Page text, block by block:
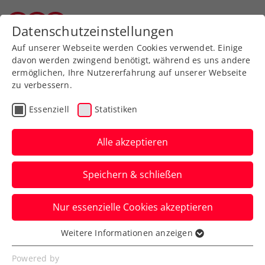
Zurück zur Newsübersicht
Turniere
Oberleitner/Schwärzler
verpassen Krönung beim
Generali Open Kitzbühel
Das ÖTV-Doppel muss sich beim ATP-
Heimturnier im Finale beugen. Im Einzel
triumphiert Alexander Bublik.
Verfasst von: ChatGPT / Presseaussendung / Redaktion,
Datenschutzeinstellungen
Auf unserer Webseite werden Cookies verwendet. Einige
davon werden zwingend benötigt, während es uns andere
ermöglichen, Ihre Nutzererfahrung auf unserer Webseite
zu verbessern.
Essenziell Statistiken
Alle akzeptieren
Speichern & schließen
Nur essenzielle Cookies akzeptieren
Essenziell
Essenzielle Cookies werden für grundlegende
Weitere Informationen anzeigen
Powered by